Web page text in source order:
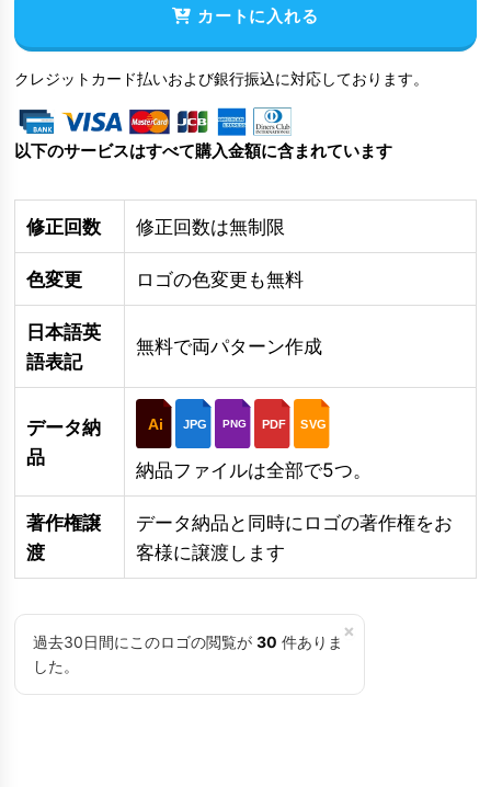
カートに入れる
クレジットカード払いおよび銀行振込に対応しております。
以下のサービスはすべて購入金額に含まれています
修正回数 修正回数は無制限
色変更 ロゴの色変更も無料
日本語英
語表記
無料で両パターン作成
データ納
品
Ai JPG PNG PDF SVG
納品ファイルは全部で5つ。
著作権譲
渡
データ納品と同時にロゴの著作権をお
客様に譲渡します
×
過去30日間にこのロゴの閲覧が 30 件ありま
した。